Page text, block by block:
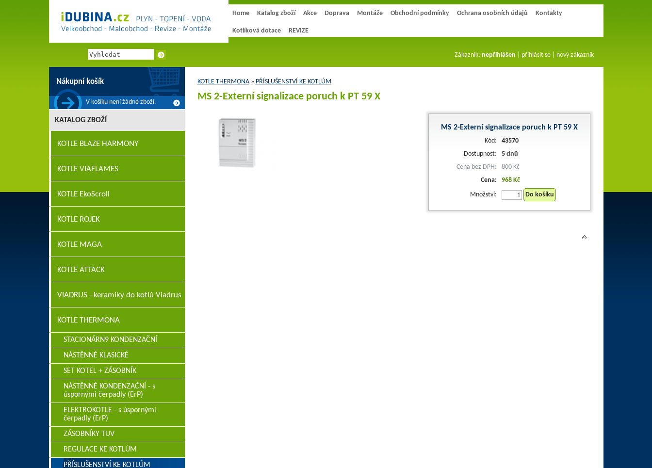
Home Katalog zboží Akce Doprava Montáže Obchodní podmínky Ochrana osobních údajů Kontakty
Kotlíková dotace REVIZE
Zákazník: nepřihlášen přihlásit se| nový zákazník
KOTLE THERMONA» PŘÍSLUŠENSTVÍ KE KOTLÚM
MS 2-Externí signalizace poruch k PT 59 X
MS 2-Externí signalizace poruch k PT 59 X
Kód:
43570
Dostupnost:
5 dnů
Cena bez DPH:
800 Kč
Cena:
968 Kč
Množství:
Do košíku
Nákupní košík
V košíku není žádné zboží.
KATALOG ZBOŽÍ
KOTLE BLAZE HARMONY
KOTLE VIAFLAMES
KOTLE EkoScroll
KOTLE ROJEK
KOTLE MAGA
KOTLE ATTACK
VIADRUS - keramiky do kotlů Viadrus
KOTLE THERMONA
STACIONÁRN9 KONDENZAČNÍ
NÁSTĚNNÉ KLASICKÉ
SET KOTEL + ZÁSOBNÍK
NÁSTĚNNÉ KONDENZAČNÍ - s
úspornými čerpadly (ErP)
ELEKTROKOTLE - s úspornými
čerpadly (ErP)
ZÁSOBNÍKY TUV
REGULACE KE KOTLÚM
PŘÍSLUŠENSTVÍ KE KOTLÚM